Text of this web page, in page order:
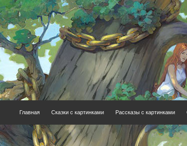
Главная Сказки с картинками Рассказы с картинками